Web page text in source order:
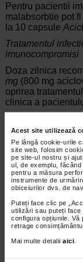
Acest site utilizează
Pe lângă cookie-urile
site web, folosim
pe site-ul nostru și
ul, de exemplu,
pentru a măsura
instrumente de
obiceiurilor dvs. de
Puteți face clic pe
utilizări sau puteți face
configura opțiunile.
retrage
Mai multe detalii aici
Pentru pacientii
malabsorbtie pot
la 10 capsule
Tratamentul
imunocompromisi
Doza zilnica
mg (800 mg
oprirea
clinica a
Doza zilnica
mg (800 mg
severe, la
malabsorbtie pot
Aciclovir 200 mg
aceste cazuri se
aciclovirului
stabileste in
riscului de